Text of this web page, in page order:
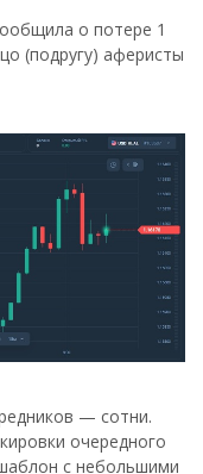
о потере 1
(подругу) аферисты
— сотни.
очередного
с небольшими